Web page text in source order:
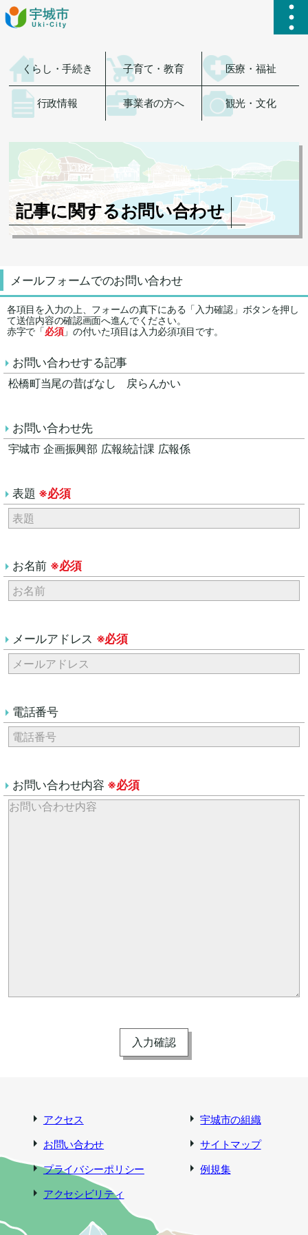
ハ
くらし・手続き 子育て・教育 医療・福祉
行政情報 事業者の方へ 観光・文化
記事に関するお問い合わせ
メールフォームでのお問い合わせ
各項目を入力の上、フォームの真下にある「入力確認」ボタンを押し
て送信内容の確認画面へ進んでください。
赤字で「必須」の付いた項目は入力必須項目です。
お問い合わせする記事
松橋町当尾の昔ばなし 戻らんかい
お問い合わせ先
宇城市 企画振興部 広報統計課 広報係
表題 ※必須
お名前 ※必須
メールアドレス ※必須
電話番号
お問い合わせ内容 ※必須
アクセス
宇城市の組織
お問い合わせ
サイトマップ
プライバシーポリシー
例規集
アクセシビリティ